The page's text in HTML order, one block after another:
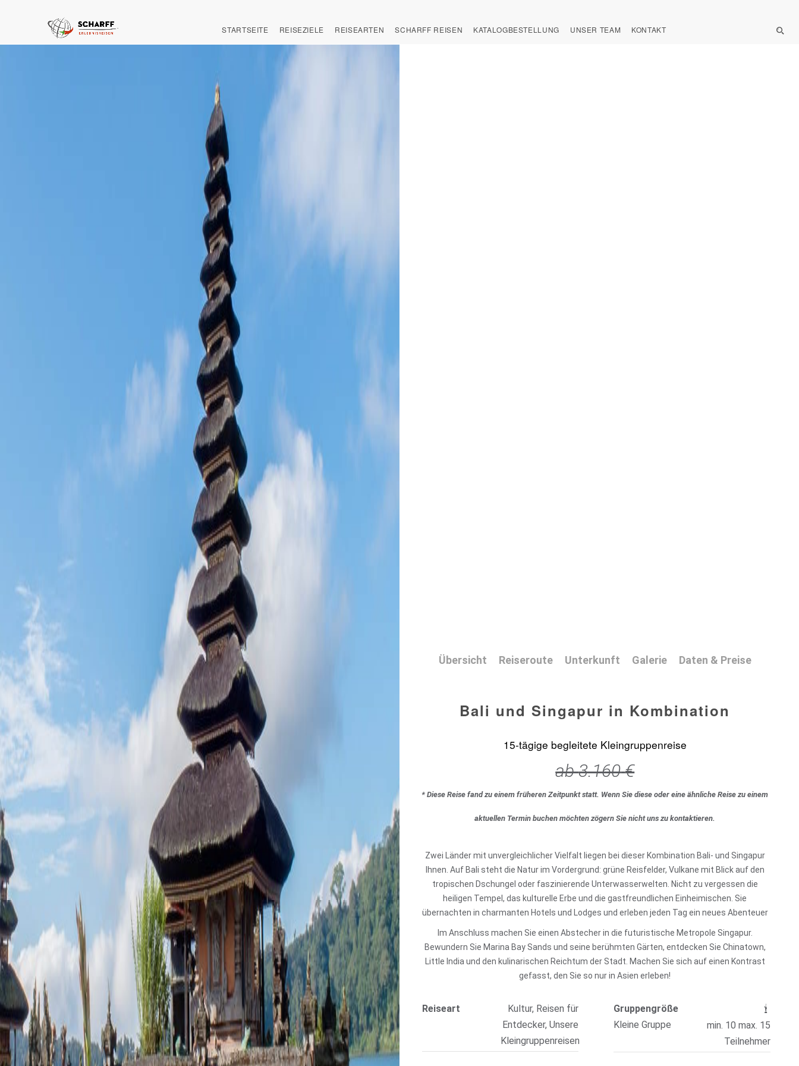
STARTSEITE REISEZIELE REISEARTEN SCHARFF REISEN KATALOGBESTELLUNG UNSER TEAM KONTAKT
Übersicht Reiseroute Unterkunft Galerie Daten & Preise
Bali und Singapur in Kombination
15-tägige begleitete Kleingruppenreise
ab3.160 €
* Diese Reise fand zu einem früheren Zeitpunkt statt. Wenn Sie diese oder eine ähnliche Reise zu einem
aktuellen Termin buchen möchten zögern Sie nicht uns zu kontaktieren.
Zwei Länder mit unvergleichlicher Vielfalt liegen bei dieser Kombination Bali- und Singapur
Ihnen. Auf Bali steht die Natur im Vordergrund: grüne Reisfelder, Vulkane mit Blick auf den
tropischen Dschungel oder faszinierende Unterwasserwelten. Nicht zu vergessen die
heiligen Tempel, das kulturelle Erbe und die gastfreundlichen Einheimischen. Sie
übernachten in charmanten Hotels und Lodges und erleben jeden Tag ein neues Abenteuer
Im Anschluss machen Sie einen Abstecher in die futuristische Metropole Singapur.
Bewundern Sie Marina Bay Sands und seine berühmten Gärten, entdecken Sie Chinatown,
Little India und den kulinarischen Reichtum der Stadt. Machen Sie sich auf einen Kontrast
gefasst, den Sie so nur in Asien erleben!
Reiseart
Kultur, Reisen für
Entdecker, Unsere
Kleingruppenreisen
Gruppengröße
Kleine Gruppe
min. 10 max. 15
Teilnehmer